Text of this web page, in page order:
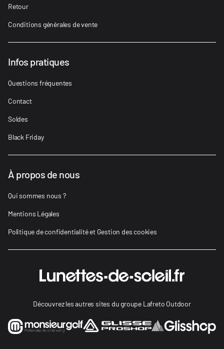
Retour
Conditions générales de vente
Infos pratiques
Questions fréquentes
Contact
Soldes
Black Friday
À propos de nous
Qui sommes nous ?
Mentions Légales
Politique de confidentialité et Gestion des cookies
Découvrez les autres sites du groupe Lafreto Outdoor